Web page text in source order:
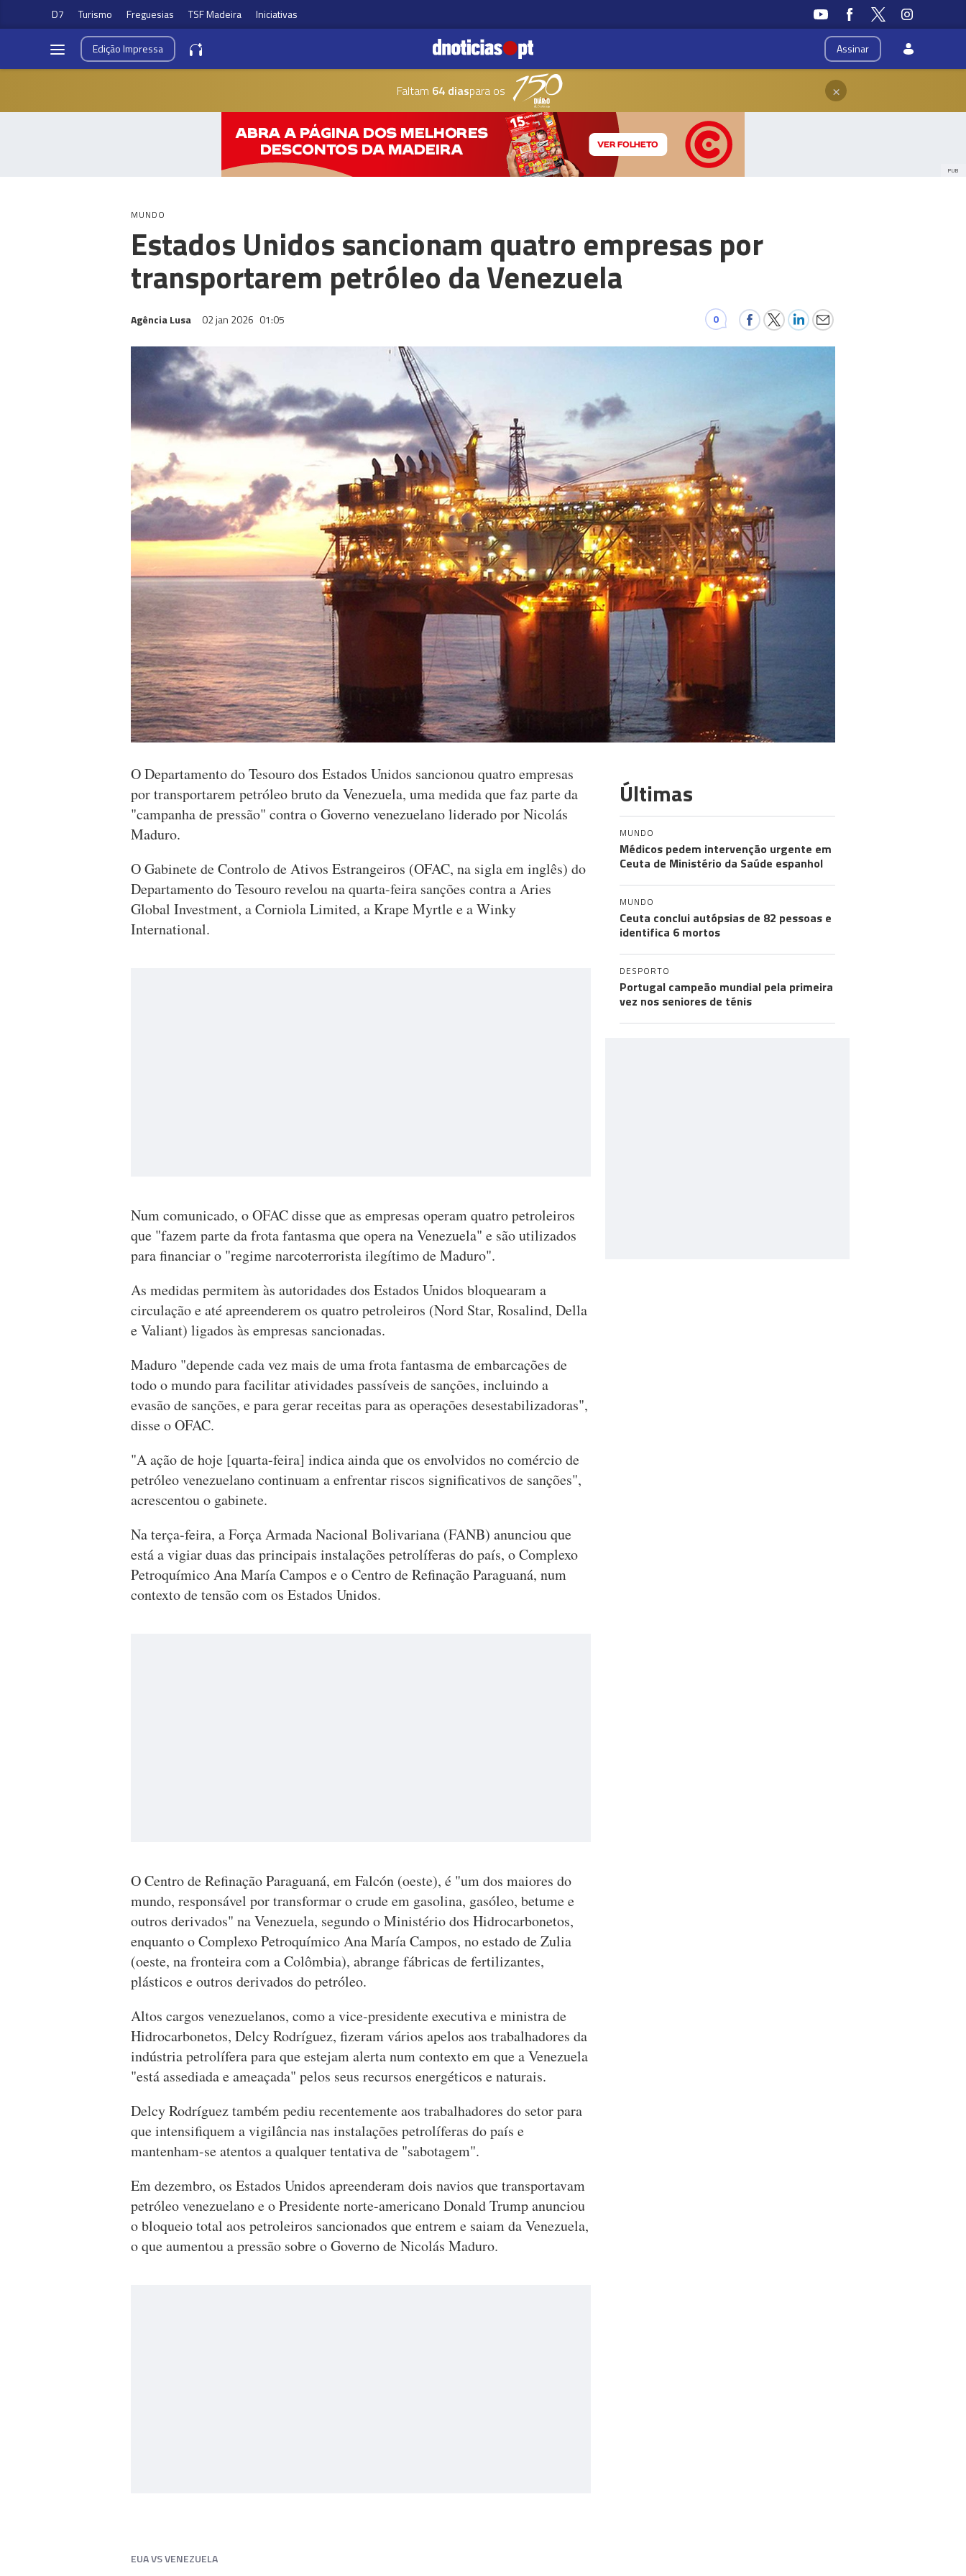
D7 Turismo Freguesias TSF Madeira Iniciativas
Assinar
EdiçãoImpressa
Faltam 64 diaspara os ×
PUB
MUNDO
Estados Unidos sancionam quatro empresas por
transportarem petróleo da Venezuela
Agência Lusa 02 jan 2026 01:05 0
O Departamento do Tesouro dos Estados Unidos sancionou quatro empresas
por transportarem petróleo bruto da Venezuela, uma medida que faz parte da
"campanha de pressão" contra o Governo venezuelano liderado por Nicolás
Maduro.
O Gabinete de Controlo de Ativos Estrangeiros (OFAC, na sigla em inglês) do
Departamento do Tesouro revelou na quarta-feira sanções contra a Aries
Global Investment, a Corniola Limited, a Krape Myrtle e a Winky
International.
Num comunicado, o OFAC disse que as empresas operam quatro petroleiros
que "fazem parte da frota fantasma que opera na Venezuela" e são utilizados
para financiar o "regime narcoterrorista ilegítimo de Maduro".
As medidas permitem às autoridades dos Estados Unidos bloquearam a
circulação e até apreenderem os quatro petroleiros (Nord Star, Rosalind, Della
e Valiant) ligados às empresas sancionadas.
Maduro "depende cada vez mais de uma frota fantasma de embarcações de
todo o mundo para facilitar atividades passíveis de sanções, incluindo a
evasão de sanções, e para gerar receitas para as operações desestabilizadoras",
disse o OFAC.
"A ação de hoje [quarta-feira] indica ainda que os envolvidos no comércio de
petróleo venezuelano continuam a enfrentar riscos significativos de sanções",
acrescentou o gabinete.
Na terça-feira, a Força Armada Nacional Bolivariana (FANB) anunciou que
está a vigiar duas das principais instalações petrolíferas do país, o Complexo
Petroquímico Ana María Campos e o Centro de Refinação Paraguaná, num
contexto de tensão com os Estados Unidos.
O Centro de Refinação Paraguaná, em Falcón (oeste), é "um dos maiores do
mundo, responsável por transformar o crude em gasolina, gasóleo, betume e
outros derivados" na Venezuela, segundo o Ministério dos Hidrocarbonetos,
enquanto o Complexo Petroquímico Ana María Campos, no estado de Zulia
(oeste, na fronteira com a Colômbia), abrange fábricas de fertilizantes,
plásticos e outros derivados do petróleo.
Altos cargos venezuelanos, como a vice-presidente executiva e ministra de
Hidrocarbonetos, Delcy Rodríguez, fizeram vários apelos aos trabalhadores da
indústria petrolífera para que estejam alerta num contexto em que a Venezuela
"está assediada e ameaçada" pelos seus recursos energéticos e naturais.
Delcy Rodríguez também pediu recentemente aos trabalhadores do setor para
que intensifiquem a vigilância nas instalações petrolíferas do país e
mantenham-se atentos a qualquer tentativa de "sabotagem".
Em dezembro, os Estados Unidos apreenderam dois navios que transportavam
petróleo venezuelano e o Presidente norte-americano Donald Trump anunciou
o bloqueio total aos petroleiros sancionados que entrem e saiam da Venezuela,
o que aumentou a pressão sobre o Governo de Nicolás Maduro.
EUA VS VENEZUELA
Últimas
MUNDO
Médicos pedem intervenção urgente em
Ceuta de Ministério da Saúde espanhol
MUNDO
Ceuta conclui autópsias de 82 pessoas e
identifica 6 mortos
DESPORTO
Portugal campeão mundial pela primeira
vez nos seniores de ténis